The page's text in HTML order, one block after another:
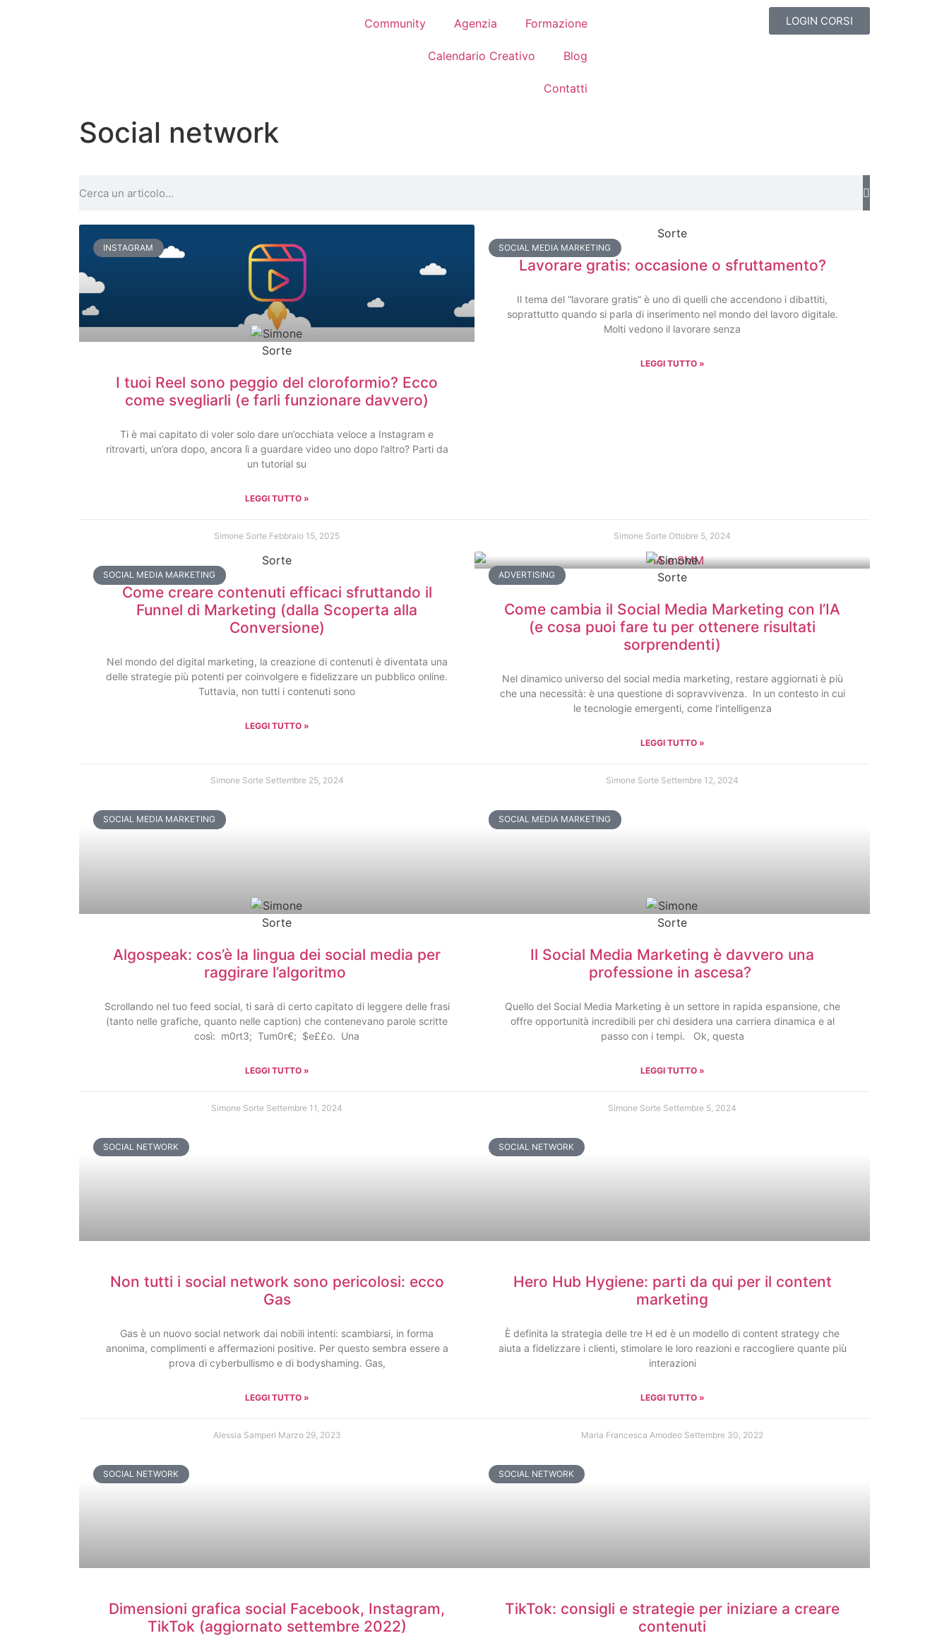
Community Agenzia Formazione
Calendario Creativo Blog
Contatti
LOGIN CORSI
Social network
INSTAGRAM
I tuoi Reel sono peggio del cloroformio? Ecco
come svegliarli (e farli funzionare davvero)
Ti è mai capitato di voler solo dare un’occhiata veloce a Instagram e
ritrovarti, un’ora dopo, ancora lì a guardare video uno dopo l’altro? Parti da
un tutorial su
LEGGI TUTTO »
Simone Sorte Febbraio 15, 2025
SOCIAL MEDIA MARKETING
Lavorare gratis: occasione o sfruttamento?
Il tema del “lavorare gratis” è uno di quelli che accendono i dibattiti,
soprattutto quando si parla di inserimento nel mondo del lavoro digitale.
Molti vedono il lavorare senza
LEGGI TUTTO »
Simone Sorte Ottobre 5, 2024
SOCIAL MEDIA MARKETING
Come creare contenuti efficaci sfruttando il
Funnel di Marketing (dalla Scoperta alla
Conversione)
Nel mondo del digital marketing, la creazione di contenuti è diventata una
delle strategie più potenti per coinvolgere e fidelizzare un pubblico online.
Tuttavia, non tutti i contenuti sono
LEGGI TUTTO »
Simone Sorte Settembre 25, 2024
ADVERTISING
Come cambia il Social Media Marketing con l’IA
(e cosa puoi fare tu per ottenere risultati
sorprendenti)
Nel dinamico universo del social media marketing, restare aggiornati è più
che una necessità: è una questione di sopravvivenza. In un contesto in cui
le tecnologie emergenti, come l’intelligenza
LEGGI TUTTO »
Simone Sorte Settembre 12, 2024
SOCIAL MEDIA MARKETING
Algospeak: cos’è la lingua dei social media per
raggirare l’algoritmo
Scrollando nel tuo feed social, ti sarà di certo capitato di leggere delle frasi
(tanto nelle grafiche, quanto nelle caption) che contenevano parole scritte
così: m0rt3; Tum0r€; $e££o. Una
LEGGI TUTTO »
Simone Sorte Settembre 11, 2024
SOCIAL MEDIA MARKETING
Il Social Media Marketing è davvero una
professione in ascesa?
Quello del Social Media Marketing è un settore in rapida espansione, che
offre opportunità incredibili per chi desidera una carriera dinamica e al
passo con i tempi. Ok, questa
LEGGI TUTTO »
Simone Sorte Settembre 5, 2024
SOCIAL NETWORK
Non tutti i social network sono pericolosi: ecco
Gas
Gas è un nuovo social network dai nobili intenti: scambiarsi, in forma
anonima, complimenti e affermazioni positive. Per questo sembra essere a
prova di cyberbullismo e di bodyshaming. Gas,
LEGGI TUTTO »
Alessia Samperi Marzo 29, 2023
SOCIAL NETWORK
Hero Hub Hygiene: parti da qui per il content
marketing
È definita la strategia delle tre H ed è un modello di content strategy che
aiuta a fidelizzare i clienti, stimolare le loro reazioni e raccogliere quante più
interazioni
LEGGI TUTTO »
Maria Francesca Amodeo Settembre 30, 2022
SOCIAL NETWORK
Dimensioni grafica social Facebook, Instagram,
TikTok (aggiornato settembre 2022)
SOCIAL NETWORK
TikTok: consigli e strategie per iniziare a creare
contenuti